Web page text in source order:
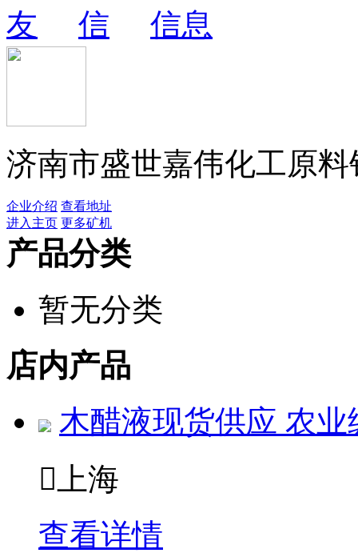
济南市盛世嘉伟化工原
企业介绍 查看地址
进入主页 更多矿机
产品分类
暂无分类
店内产品
木醋液现货供应 农业
 上海
查看详情